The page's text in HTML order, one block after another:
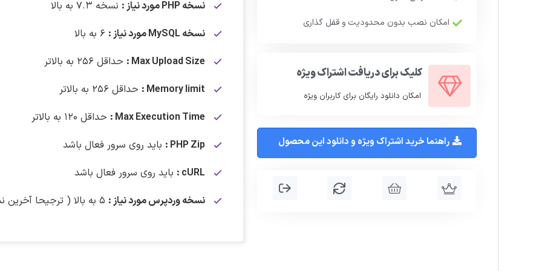
امکان نصب بدون محدودیت و قفل گذاری
کلیک برای دریافت اشتراک ویژه
امکان دانلود رایگان برای کاربران ویژه
راهنما خرید اشتراک ویژه و دانلود این محصول
نسخه PHP مورد نیاز :
نسخه ۷.۳ به بالا
نسخه MySQL مورد نیاز :
Max Upload Size :
حداقل ۲۵۶ به بالاتر
Memory limit :
حداقل ۲۵۶ به بالاتر
Max Execution Time :
حداقل ۱۲۰ به بالاتر
PHP Zip :
باید روی سرور فعال باشد
cURL :
باید روی سرور فعال باشد
نسخه وردپرس مورد نیاز :